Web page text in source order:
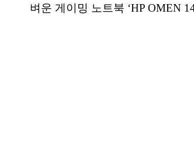
벼운 게이밍 노트북 ‘HP OMEN